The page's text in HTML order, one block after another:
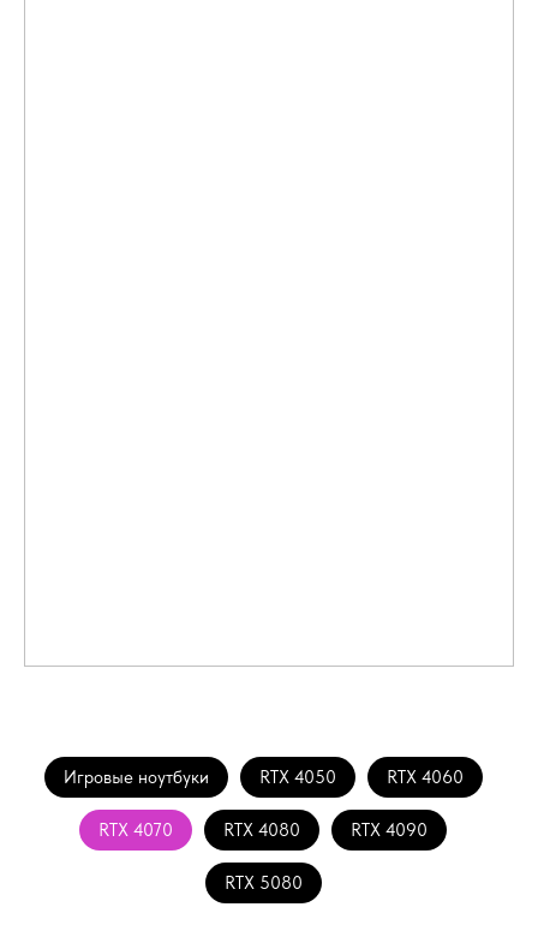
Игровые ноутбуки RTX 4050 RTX 4060
RTX 4070 RTX 4080 RTX 4090
RTX 5080